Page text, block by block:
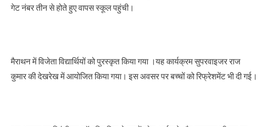
गेट नंबर तीन से होते हुए वापस स्कूल पहुंची।
मैराथन में विजेता विद्यार्थियों को पुरस्कृत किया गया ।यह कार्यक्रम सुपरवाइजर राज
कुमार की देखरेख में आयोजित किया गया। इस अवसर पर बच्चों को रिफ्रेशमेंट भी दी गई।